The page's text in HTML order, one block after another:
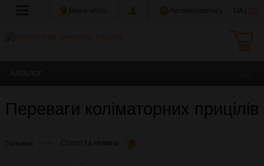
UA |
Переваги коліматорних прицілів
Головна Статті та Новини